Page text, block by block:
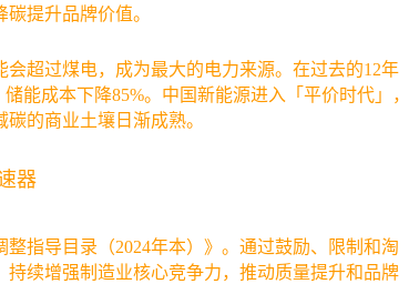
提升品牌价值。
超过煤电，成为最大的电力来源。在过去的12年
能成本下降85%。中国新能源进入「平价时代」，
的商业土壤日渐成熟。
器
指导目录（2024年本）》。通过鼓励、限制和淘
续增强制造业核心竞争力，推动质量提升和品牌